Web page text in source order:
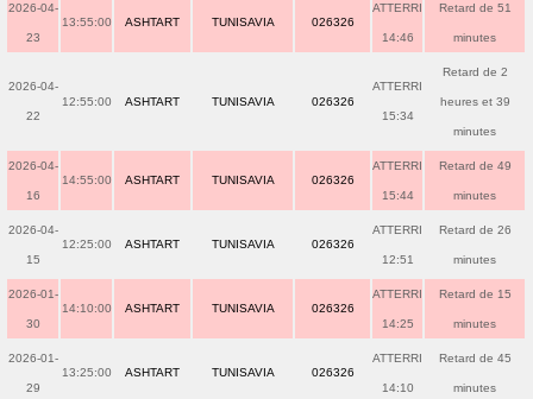
2026-04-
23
13:55:00 ASHTART TUNISAVIA 026326
ATTERRI
14:46
Retard de 51
minutes
2026-04-
22
12:55:00 ASHTART TUNISAVIA 026326
ATTERRI
15:34
Retard de 2
heures et 39
minutes
2026-04-
16
14:55:00 ASHTART TUNISAVIA 026326
ATTERRI
15:44
Retard de 49
minutes
2026-04-
15
12:25:00 ASHTART TUNISAVIA 026326
ATTERRI
12:51
Retard de 26
minutes
2026-01-
30
14:10:00 ASHTART TUNISAVIA 026326
ATTERRI
14:25
Retard de 15
minutes
2026-01-
29
13:25:00 ASHTART TUNISAVIA 026326
ATTERRI
14:10
Retard de 45
minutes